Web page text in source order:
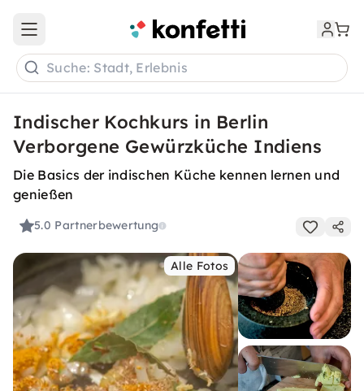
Open main menu
Suche: Stadt, Erlebnis
Indischer Kochkurs in Berlin
Verborgene Gewürzküche Indiens
Die Basics der indischen Küche kennen lernen und
genießen
5.0 Partnerbewertung
Alle Fotos